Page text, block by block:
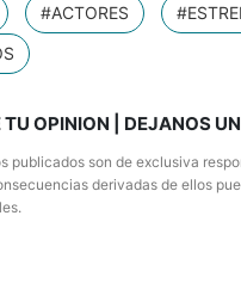
#ACTORES
OPINION | DEJANOS
publicados son de exclusiva
derivadas de ellos